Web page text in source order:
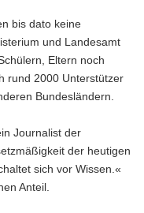
bis dato keine
und Landesamt
Eltern noch
rund 2000 Unterstützer
Bundesländern.
Journalist der
der heutigen
sich vor Wissen.«
Anteil.